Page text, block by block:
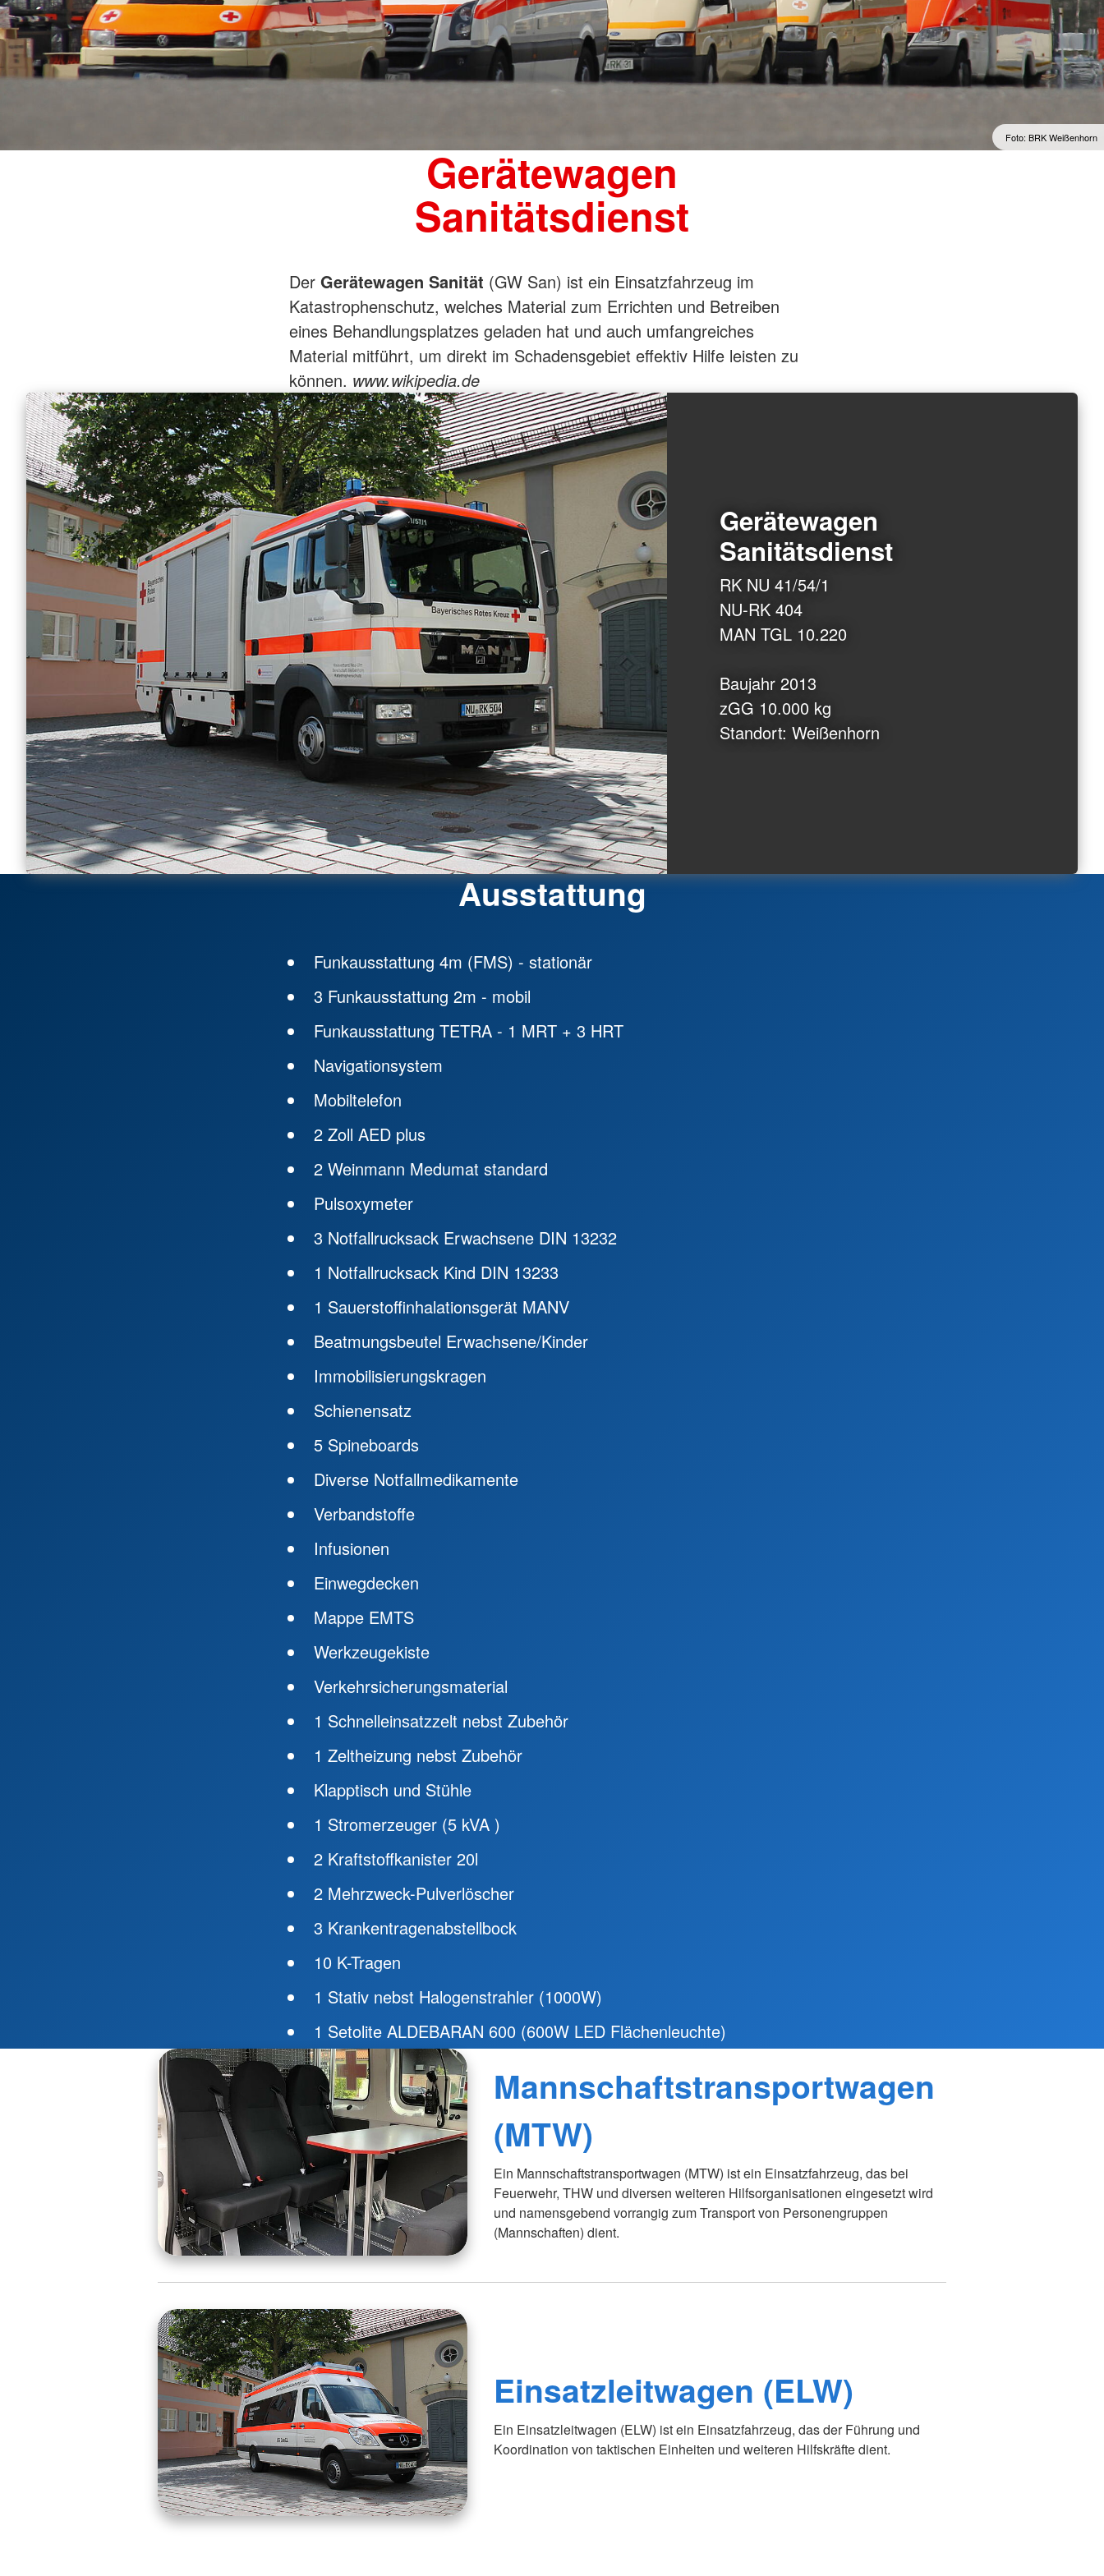
Motorrad (KRAD)
All-Terrain-Vehicle (ATV)
Historische Fahrzeuge
Foto: BRK Weißenhorn
Gerätewagen
Sanitätsdienst
Der Gerätewagen Sanität (GW San) ist ein Einsatzfahrzeug im
Katastrophenschutz, welches Material zum Errichten und Betreiben
eines Behandlungsplatzes geladen hat und auch umfangreiches
Material mitführt, um direkt im Schadensgebiet effektiv Hilfe leisten zu
können. www.wikipedia.de
Gerätewagen
Sanitätsdienst
RK NU 41/54/1
NU-RK 404
MAN TGL 10.220
Baujahr 2013
zGG 10.000 kg
Standort: Weißenhorn
Ausstattung
Funkausstattung 4m (FMS) - stationär
3 Funkausstattung 2m - mobil
Funkausstattung TETRA - 1 MRT + 3 HRT
Navigationsystem
Mobiltelefon
2 Zoll AED plus
2 Weinmann Medumat standard
Pulsoxymeter
3 Notfallrucksack Erwachsene DIN 13232
1 Notfallrucksack Kind DIN 13233
1 Sauerstoffinhalationsgerät MANV
Beatmungsbeutel Erwachsene/Kinder
Immobilisierungskragen
Schienensatz
5 Spineboards
Diverse Notfallmedikamente
Verbandstoffe
Infusionen
Einwegdecken
Mappe EMTS
Werkzeugekiste
Verkehrsicherungsmaterial
1 Schnelleinsatzzelt nebst Zubehör
1 Zeltheizung nebst Zubehör
Klapptisch und Stühle
1 Stromerzeuger (5 kVA )
2 Kraftstoffkanister 20l
2 Mehrzweck-Pulverlöscher
3 Krankentragenabstellbock
10 K-Tragen
1 Stativ nebst Halogenstrahler (1000W)
1 Setolite ALDEBARAN 600 (600W LED Flächenleuchte)
Mannschaftstransportwagen
(MTW)
Ein Mannschaftstransportwagen (MTW) ist ein Einsatzfahrzeug, das bei
Feuerwehr, THW und diversen weiteren Hilfsorganisationen eingesetzt wird
und namensgebend vorrangig zum Transport von Personengruppen
(Mannschaften) dient.
Einsatzleitwagen (ELW)
Ein Einsatzleitwagen (ELW) ist ein Einsatzfahrzeug, das der Führung und
Koordination von taktischen Einheiten und weiteren Hilfskräfte dient.